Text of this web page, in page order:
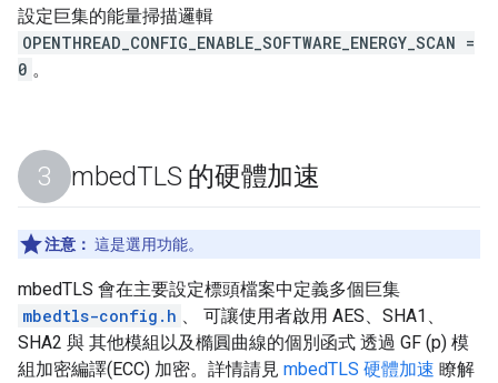
設定巨集的能量掃描邏輯
OPENTHREAD_CONFIG_ENABLE_SOFTWARE_ENERGY_SCAN =
0 。
mbedTLS 的硬體加速
注意： 這是選用功能。
mbedTLS 會在主要設定標頭檔案中定義多個巨集
mbedtls-config.h 、 可讓使用者啟用 AES、SHA1、
SHA2 與 其他模組以及橢圓曲線的個別函式 透過 GF (p) 模
組加密編譯(ECC) 加密。詳情請見 mbedTLS 硬體加速 瞭解